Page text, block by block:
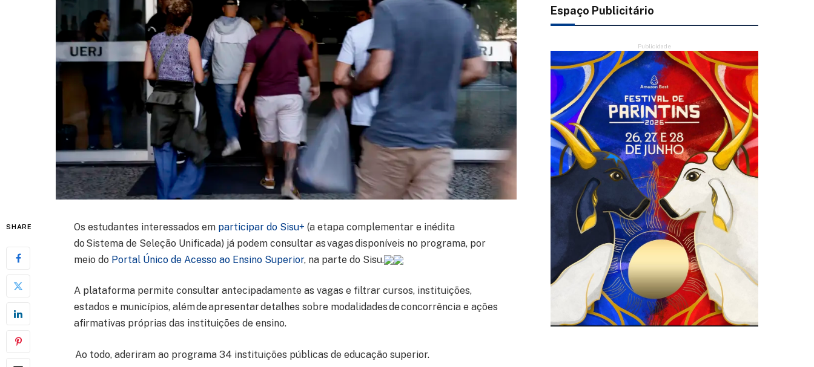
SHARE Os estudantes interessados em participar do Sisu+ (a etapa complementar e inédita
do Sistema de Seleção Unificada) já podem consultar as vagas disponíveis no programa, por
meio do Portal Único de Acesso ao Ensino Superior, na parte do Sisu.
A plataforma permite consultar antecipadamente as vagas e filtrar cursos, instituições,
estados e municípios, além de apresentar detalhes sobre modalidades de concorrência e ações
afirmativas próprias das instituições de ensino.
Ao todo, aderiram ao programa 34 instituições públicas de educação superior.
Espaço Publicitário
Publicidade